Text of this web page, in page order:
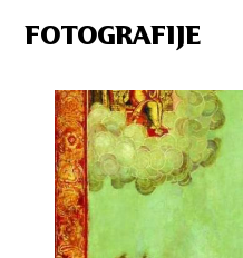
FOTOGRAFIJE